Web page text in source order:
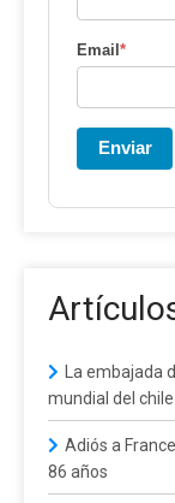
Email*
Enviar
La embajada
mundial del
Adiós a
86 años